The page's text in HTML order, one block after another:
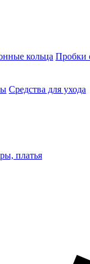
кольца Пробки
Средства для ухода
платья